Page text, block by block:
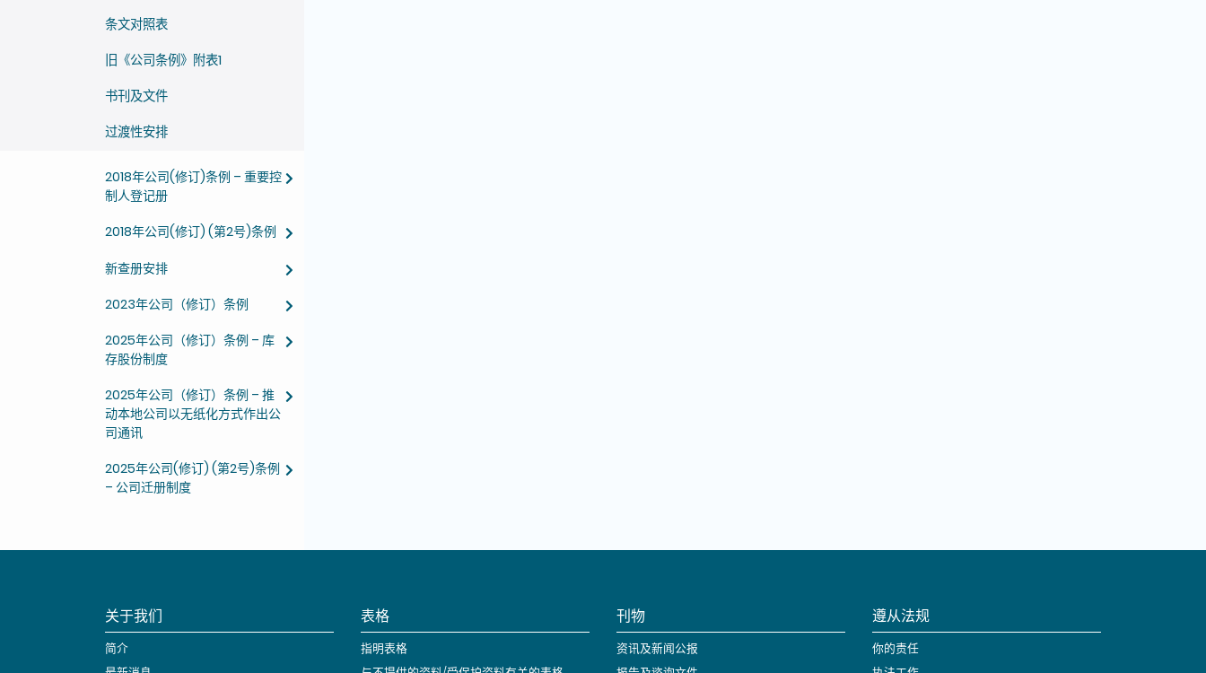
条文对照表
旧《公司条例》附表1
书刊及文件
过渡性安排
2018年公司(修订)条例 – 重要控
制人登记册
2018年公司(修订) (第2号)条例
新查册安排
2023年公司（修订）条例
2025年公司（修订）条例 – 库
存股份制度
2025年公司（修订）条例 – 推
动本地公司以无纸化方式作出公
司通讯
2025年公司(修订) (第2号)条例
– 公司迁册制度
关于我们
简介
表格
指明表格
刊物
资讯及新闻公报
遵从法规
你的责任